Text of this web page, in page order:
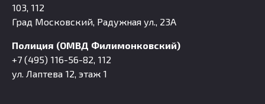
103, 112
Град Московский, Радужная ул., 23А
Полиция (ОМВД Филимонковский)
+7 (495) 116-56-82, 112
ул. Лаптева 12, этаж 1